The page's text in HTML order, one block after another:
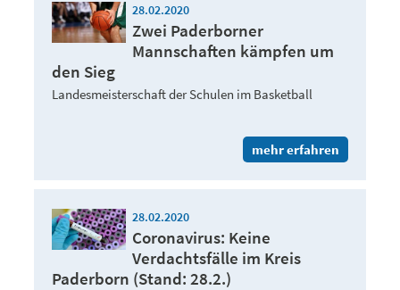
28.02.2020
Zwei Paderborner
Mannschaften kämpfen um
den Sieg
Landesmeisterschaft der Schulen im Basketball
mehr erfahren
28.02.2020
Coronavirus: Keine
Verdachtsfälle im Kreis
Paderborn (Stand: 28.2.)